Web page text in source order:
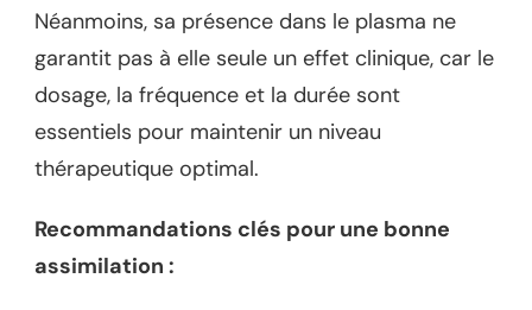
Néanmoins, sa présence dans le plasma ne
garantit pas à elle seule un effet clinique, car le
dosage, la fréquence et la durée sont
essentiels pour maintenir un niveau
thérapeutique optimal.
Recommandations clés pour une bonne
assimilation :